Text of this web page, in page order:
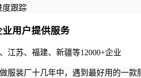
度跟踪
业用户提供服务
江苏、福建、新疆等12000+企业
服装厂十几年中，遇到最好用的一